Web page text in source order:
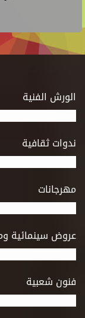
الورش الفنية
ندوات ثقافية
مهرجانات
عروض سينمائية
فنون شعبية